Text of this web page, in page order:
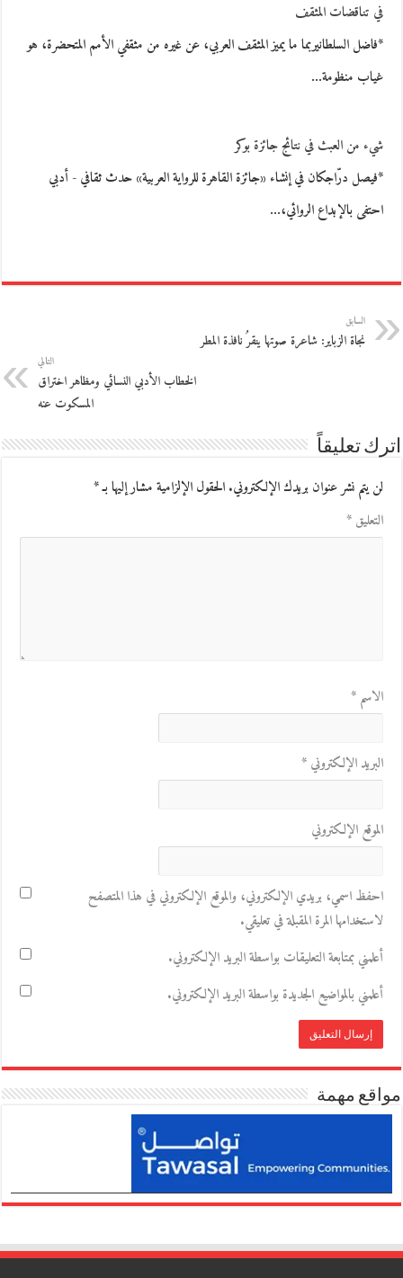
في تناقضات المثقف
*فاضل السلطانيربما ما يميز المثقف العربي، عن غيره من مثقفي الأمم المتحضرة، هو
غياب منظومة…
شيء من العبث في نتائج جائزة بوكر
*فيصل درّاجكان في إنشاء «جائزة القاهرة للرواية العربية» حدث ثقافي - أدبي
احتفى بالإبداع الروائي،…
السابق
نجاة الزباير: شاعرة صوتها ينقرُ نافذة المطر
التالي
الخطاب الأدبي النسائي ومظاهر اختراق
المسكوت عنه
اترك تعليقاً
لن يتم نشر عنوان بريدك الإلكتروني.الحقول الإلزامية مشار إليها بـ*
التعليق*
الاسم*
البريد الإلكتروني*
الموقع الإلكتروني
احفظ اسمي، بريدي الإلكتروني، والموقع الإلكتروني في هذا المتصفح
لاستخدامها المرة المقبلة في تعليقي.
أعلمني بمتابعة التعليقات بواسطة البريد الإلكتروني.
أعلمني بالمواضيع الجديدة بواسطة البريد الإلكتروني.
مواقع مهمة